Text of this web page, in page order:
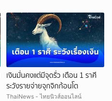
เงินมั่นคงแต่มีจุดรั่ว เตือน 1 ราศี
ระวังรายจ่ายจุกจิกก้อนโต
ThaiNews - ไทยนิวส์ออนไลน์